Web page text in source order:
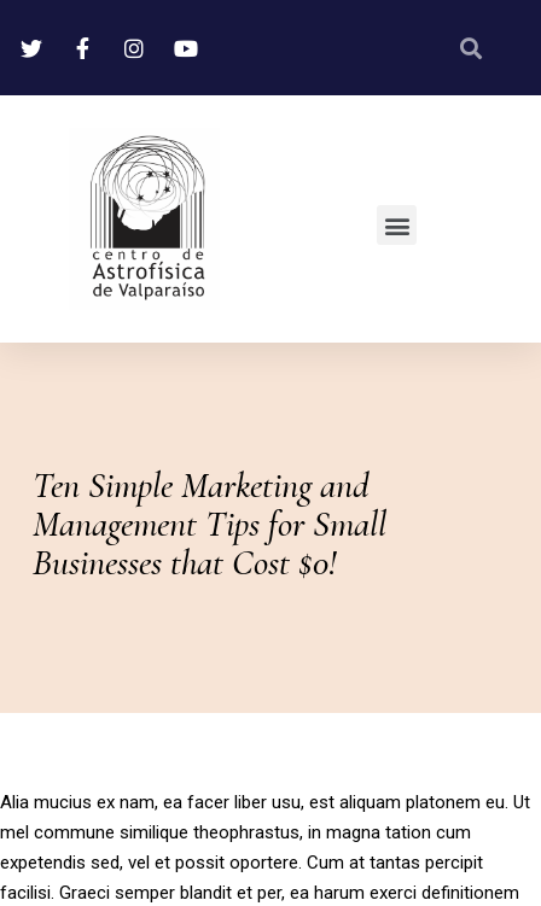
Ten Simple Marketing and
Management Tips for Small
Businesses that Cost $0!
Alia mucius ex nam, ea facer liber usu, est aliquam platonem eu. Ut
mel commune similique theophrastus, in magna tation cum
expetendis sed, vel et possit oportere. Cum at tantas percipit
facilisi. Graeci semper blandit et per, ea harum exerci definitionem